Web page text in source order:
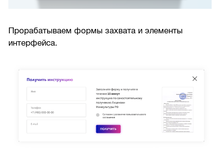
Прорабатываем формы захвата и элементы
интерфейса.